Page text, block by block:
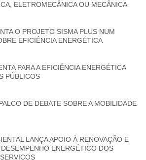
ELETROMECÂNICA OU MECÂNICA
O PROJETO SISMA PLUS NUM
EFICIÊNCIA ENERGÉTICA
PARA A EFICIÊNCIA ENERGÉTICA
PÚBLICOS
DE DEBATE SOBRE A MOBILIDADE
LANÇA APOIO À RENOVAÇÃO E
ENERGÉTICO DOS